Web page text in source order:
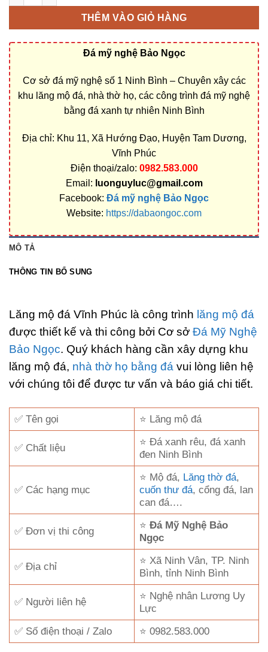
THÊM VÀO GIỎ HÀNG
Đá mỹ nghệ Bảo Ngọc
Cơ sở đá mỹ nghệ số 1 Ninh Bình – Chuyên xây các
khu lăng mộ đá, nhà thờ họ, các công trình đá mỹ nghệ
bằng đá xanh tự nhiên Ninh Bình
Địa chỉ: Khu 11, Xã Hướng Đạo, Huyện Tam Dương,
Vĩnh Phúc
Điện thoại/zalo: 0982.583.000
Email: luonguyluc@gmail.com
Facebook: Đá mỹ nghệ Bảo Ngọc
Website: https://dabaongoc.com
MÔ TẢ
THÔNG TIN BỔ SUNG
Lăng mộ đá Vĩnh Phúc là công trình lăng mộ đá
được thiết kế và thi công bởi Cơ sở Đá Mỹ Nghệ
Bảo Ngọc. Quý khách hàng cần xây dựng khu
lăng mộ đá, nhà thờ họ bằng đá vui lòng liên hệ
với chúng tôi để được tư vấn và báo giá chi tiết.
✅ Tên gọi ⭐ Lăng mộ đá
✅ Chất liệu
⭐ Đá xanh rêu, đá xanh
đen Ninh Bình
✅ Các hạng mục
⭐ Mộ đá, Lăng thờ đá,
cuốn thư đá, cổng đá, lan
can đá….
✅ Đơn vị thi công
⭐Đá Mỹ Nghệ Bảo
Ngọc
✅ Địa chỉ
⭐ Xã Ninh Vân, TP. Ninh
Bình, tỉnh Ninh Bình
✅ Người liên hệ
⭐ Nghệ nhân Lương Uy
Lực
✅ Số điện thoại / Zalo
⭐ 0982.583.000